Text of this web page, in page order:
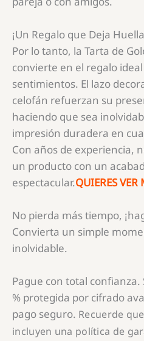
¡Un Regalo que Deja
Por lo tanto, la Tarta de
convierte en el regalo
sentimientos. El lazo
celofán refuerzan su
haciendo que sea
impresión duradera en
Con años de experiencia,
un producto con un
espectacular.QUIERES VER
No pierda más tiempo,
Convierta un simple
inolvidable.
Pague con total confianza.
% protegida por cifrado
pago seguro. Recuerde
incluyen una política de